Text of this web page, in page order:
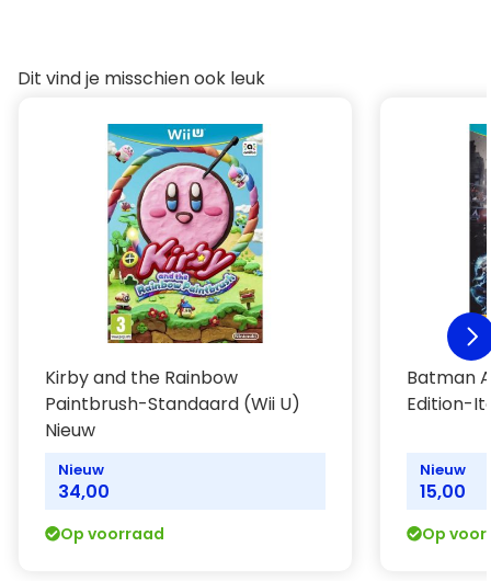
Dit vind je misschien ook leuk
Kirby and the Rainbow
Paintbrush-Standaard (Wii U)
Nieuw
Nieuw
34,00
Op voorraad
Batman
Edition-
Nieuw
15,00
Op